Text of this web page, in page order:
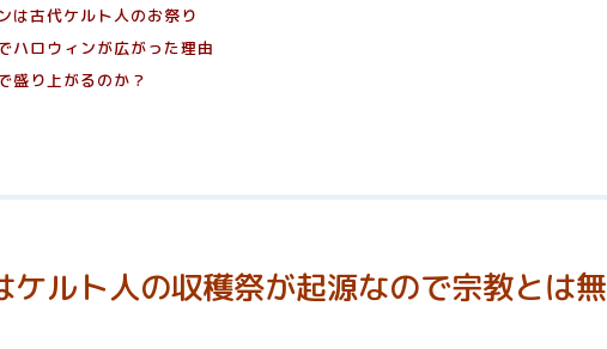
は古代ケルト人のお祭り
ハロウィンが広がった理由
盛り上がるのか？
ケルト人の収穫祭が起源なので宗教とは無